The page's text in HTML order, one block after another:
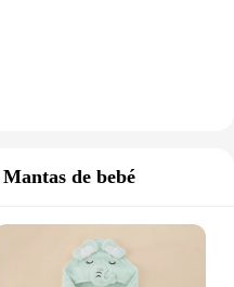
Mantas de bebé